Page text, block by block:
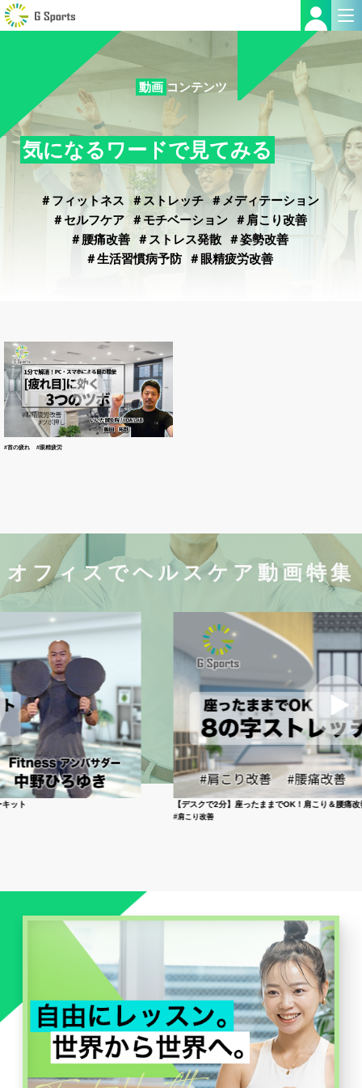
動画 コンテンツ
気になるワードで見てみる
＃フィットネス ＃ストレッチ ＃メディテーション
＃セルフケア ＃モチベーション
＃肩こり改善
＃腰痛改善
＃ストレス発散
＃姿勢改善
＃生活習慣病予防
＃眼精疲労改善
#首の疲れ #眼精疲労
オフィスでヘルスケア動画特集
【デスクで2分】座ったままでOK！肩こり＆腰痛改善 8の字ストレッ